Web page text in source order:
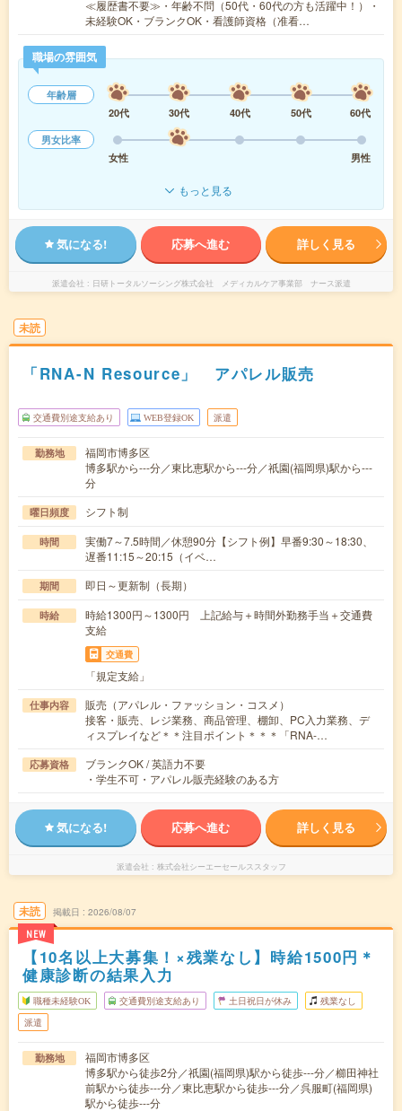
≪履歴書不要≫・年齢不問（50代・60代の方も活躍中！）・
未経験OK・ブランクOK・看護師資格（准看…
職場の雰囲気
年齢層
20代
30代 40代 50代
60代
男女比率
女性
男性
もっと見る
気になる! 応募へ進む 詳しく見る
派遣会社 日研トータルソーシング株式会社 メディカルケア事業部 ナース派遣
未読
「RNA-N Resource」 アパレル販売
交通費別途支給あり WEB登録OK 派遣
勤務地
福岡市博多区
博多駅から---分／東比恵駅から---分／祇園(福岡県)駅から---
分
曜日頻度 シフト制
時間
実働7～7.5時間／休憩90分【シフト例】早番9:30～18:30、
遅番11:15～20:15（イベ…
期間 即日～更新制（長期）
時給
時給1300円～1300円 上記給与＋時間外勤務手当＋交通費
支給
交通費
「規定支給」
仕事内容
販売（アパレル・ファッション・コスメ）
接客・販売、レジ業務、商品管理、棚卸、PC入力業務、デ
ィスプレイなど＊＊注目ポイント＊＊＊「RNA-…
応募資格
ブランクOK / 英語力不要
・学生不可・アパレル販売経験のある方
気になる! 応募へ進む 詳しく見る
派遣会社 株式会社シーエーセールススタッフ
未読
NEW
掲載日 2026/08/07
【10名以上大募集！×残業なし】時給1500円＊
健康診断の結果入力
職種未経験OK 交通費別途支給あり 土日祝日が休み 残業なし
派遣
勤務地
福岡市博多区
博多駅から徒歩2分／祇園(福岡県)駅から徒歩---分／櫛田神社
前駅から徒歩---分／東比恵駅から徒歩---分／呉服町(福岡県)
駅から徒歩---分